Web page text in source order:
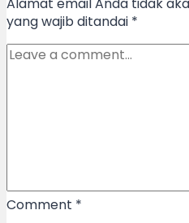
yang wajib ditandai *
Comment *